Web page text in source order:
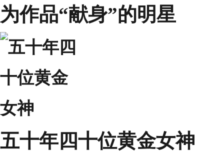
为作品“献身”的明星
五十年四十位黄金女神